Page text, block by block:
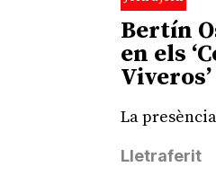
Bertín
en els
La
Lletraferit